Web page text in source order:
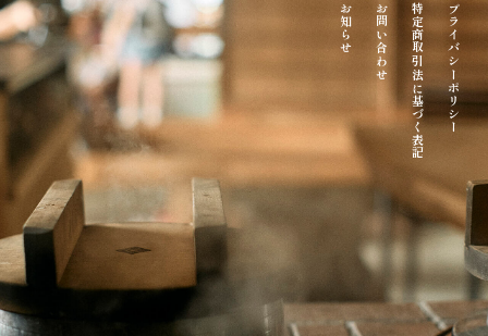
お知らせ お問い合わせ 特定商取引法に基づく表記プライバシーポリシー